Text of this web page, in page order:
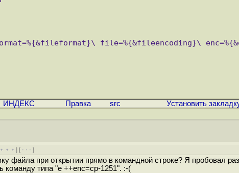
file=%{&fileencoding}\
ИНДЕКС Правка src Установить
﹢﹢﹢] [ · · ·]
файла при открытии прямо в командной строке? Я пробовал
команду типа "e ++enc=cp-1251". :-(